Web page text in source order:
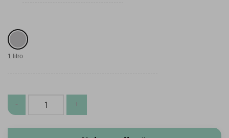
1 litro
Adesivo a contatto SABA quantità